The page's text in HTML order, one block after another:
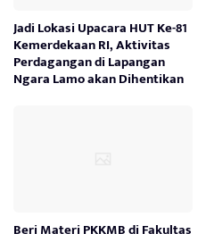
Jadi Lokasi Upacara HUT Ke-81
Kemerdekaan RI, Aktivitas
Perdagangan di Lapangan
Ngara Lamo akan Dihentikan